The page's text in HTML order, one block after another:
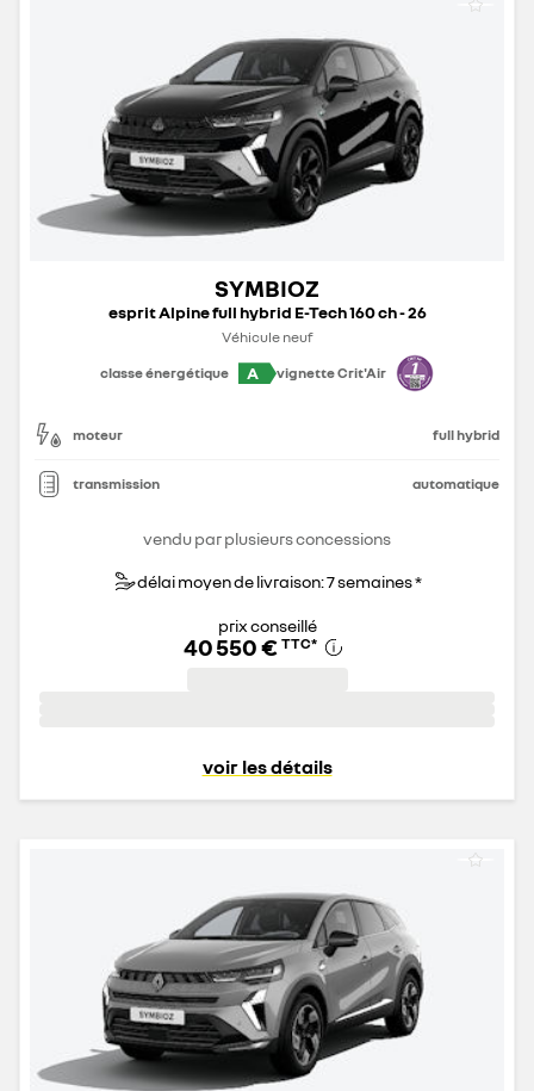
SYMBIOZ
esprit Alpine full hybrid E-Tech 160 ch - 26
Véhicule neuf
classe énergétique
A vignette Crit'Air
moteur full hybrid
transmission automatique
vendu par plusieurs concessions
délai moyen de livraison: 7 semaines *
prix conseillé
40 550 € TTC*
voir les détails